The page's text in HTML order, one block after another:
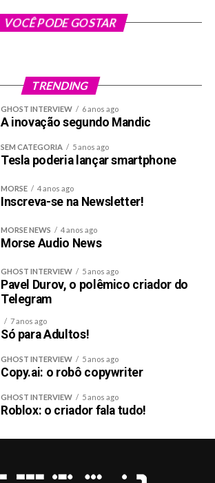
VOCÊ PODE GOSTAR
TRENDING
GHOST INTERVIEW 6 anos ago
A inovação segundo Mandic
SEM CATEGORIA 5 anos ago
Tesla poderia lançar smartphone
MORSE 4 anos ago
Inscreva-se na Newsletter!
MORSE NEWS 4 anos ago
Morse Audio News
GHOST INTERVIEW 5 anos ago
Pavel Durov, o polêmico criador do
Telegram
7 anos ago
Só para Adultos!
GHOST INTERVIEW 5 anos ago
Copy.ai: o robô copywriter
GHOST INTERVIEW 5 anos ago
Roblox: o criador fala tudo!